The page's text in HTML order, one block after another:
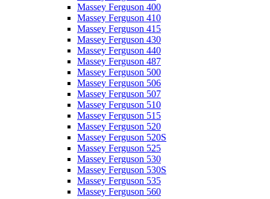
Massey Ferguson 400
Massey Ferguson 410
Massey Ferguson 415
Massey Ferguson 430
Massey Ferguson 440
Massey Ferguson 487
Massey Ferguson 500
Massey Ferguson 506
Massey Ferguson 507
Massey Ferguson 510
Massey Ferguson 515
Massey Ferguson 520
Massey Ferguson 520S
Massey Ferguson 525
Massey Ferguson 530
Massey Ferguson 530S
Massey Ferguson 535
Massey Ferguson 560